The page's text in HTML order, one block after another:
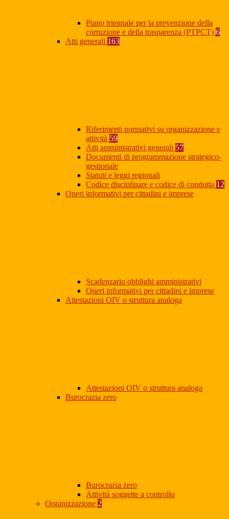
Piano triennale per la prevenzione della
corruzione e della trasparenza (PTPCT) 6
Atti generali 163
Riferimenti normativi su organizzazione e
attività 59
Atti amministrativi generali 57
Documenti di programmazione strategico-
gestionale
Statuti e leggi regionali
Codice disciplinare e codice di condotta 12
Oneri informativi per cittadini e imprese
Scadenzario obblighi amministrativi
Oneri informativi per cittadini e imprese
Attestazioni OIV o struttura analoga
Attestazioni OIV o struttura analoga
Burocrazia zero
Burocrazia zero
Attività soggette a controllo
Organizzazione 2